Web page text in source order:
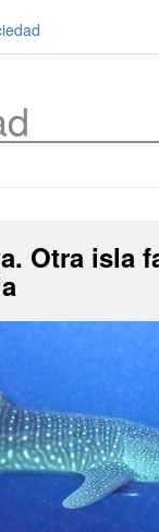
Otra isla